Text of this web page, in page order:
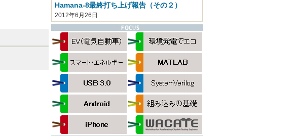
Hamana-8最終打ち上げ報告（その２）
2012年6月26日